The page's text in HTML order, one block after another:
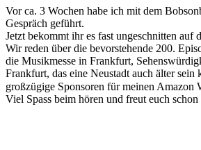
Vor ca. 3 Wochen habe ich mit dem
Gespräch geführt.
Jetzt bekommt ihr es fast ungeschnitten auf
Wir reden über die bevorstehende 200.
die Musikmesse in Frankfurt,
Frankfurt, das eine Neustadt auch älter sein
großzügige Sponsoren für meinen Amazon
Viel Spass beim hören und freut euch